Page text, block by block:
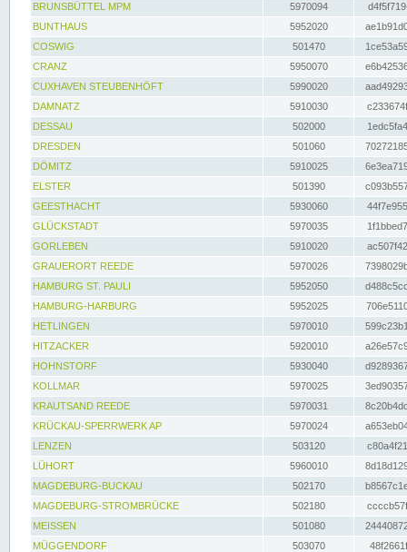
BRUNSBÜTTEL MPM
5970094
BUNTHAUS
5952020
COSWIG
501470
CRANZ
5950070
CUXHAVEN STEUBENHÖFT
5990020
DAMNATZ
5910030
DESSAU
502000
DRESDEN
501060
DÖMITZ
5910025
ELSTER
501390
GEESTHACHT
5930060
GLÜCKSTADT
5970035
GORLEBEN
5910020
GRAUERORT REEDE
5970026
HAMBURG ST. PAULI
5952050
HAMBURG-HARBURG
5952025
HETLINGEN
5970010
HITZACKER
5920010
HOHNSTORF
5930040
KOLLMAR
5970025
KRAUTSAND REEDE
5970031
KRÜCKAU-SPERRWERK AP
5970024
LENZEN
503120
LÜHORT
5960010
MAGDEBURG-BUCKAU
502170
MAGDEBURG-STROMBRÜCKE
502180
MEISSEN
501080
MÜGGENDORF
503070